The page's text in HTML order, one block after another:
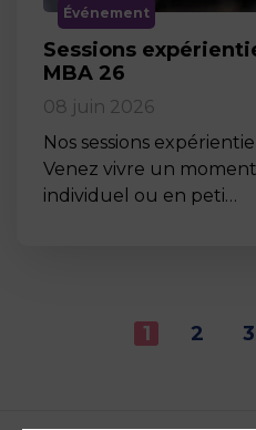
Événement
Sessions
MBA 26
08 juin 2026
Nos sessions
Venez vivre un
individuel ou en peti…
1 2 3